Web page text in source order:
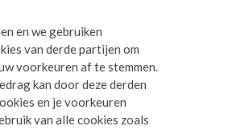
en we gebruiken
van derde partijen om
voorkeuren af te stemmen.
kan door deze derden
en je voorkeuren
van alle cookies zoals
Statement